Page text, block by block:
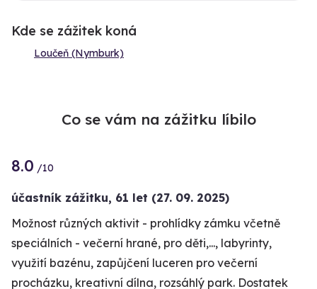
Kde se zážitek koná
Loučeň (Nymburk)
Co se vám na zážitku líbilo
8.0 /10
účastník zážitku, 61 let (27. 09. 2025)
Možnost různých aktivit - prohlídky zámku včetně
speciálních - večerní hrané, pro děti,..., labyrinty,
využití bazénu, zapůjčení luceren pro večerní
procházku, kreativní dílna, rozsáhlý park. Dostatek